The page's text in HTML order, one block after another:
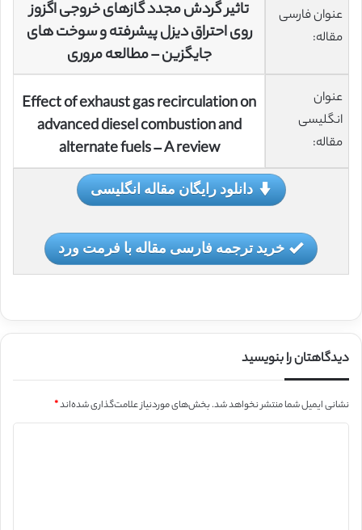
عنوان فارسی
مقاله:
تاثیر گردش مجدد گازهای خروجی اگزوز
روی احتراق دیزل پیشرفته و سوخت های
جایگزین – مطالعه مروری
عنوان
انگلیسی
مقاله:
Effect of exhaust gas recirculation on
advanced diesel combustion and
alternate fuels – A review
دانلود رایگان مقاله انگلیسی
خرید ترجمه فارسی مقاله با فرمت ورد
دیدگاهتان را بنویسید
نشانی ایمیل شما منتشر نخواهد شد.بخش‌های موردنیاز علامت‌گذاری شده‌اند*